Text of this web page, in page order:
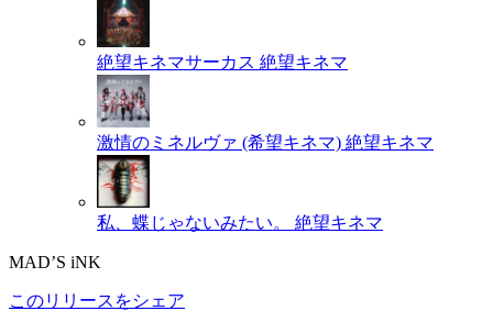
絶望キネマサーカス 絶望キネマ
激情のミネルヴァ (希望キネマ) 絶望キネマ
私、蝶じゃないみたい。 絶望キネマ
MAD’S iNK
このリリースをシェア